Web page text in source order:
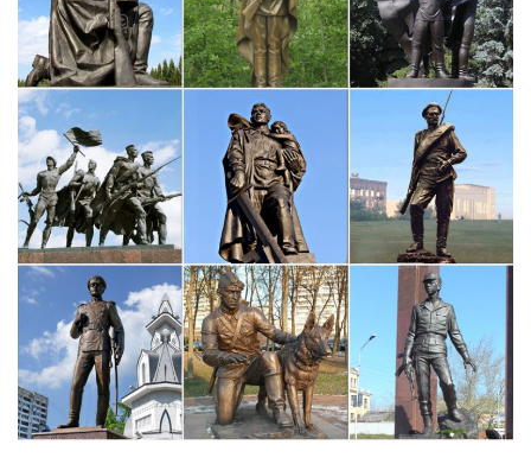
Символ года 2018 Собака, полистоун -20% — Каталог —
Подарок…
Музыкальные инструменты декоративные. Статуэтки животных
из дерева.Цена за штуку: 210,00 руб. Количествоminus plus.
Быстрый просмотр. 20774 (4) Фигурка декорат.Собака 6*4*7см.
Статуэтки Собак. Бронзовая статуэтка собаки
Статуэтки Орел »» Статуэтка Утки Бронза по профессиям »
Спортсмены Шахматы и Нарды Бюсты Символы Года » 2018
Год Собаки Новинки Печати Сувениры Златоуст
БронзовыеКупить фигурку собаки можно по приемлемой цене:
предложения начинаются с 4 600 руб.